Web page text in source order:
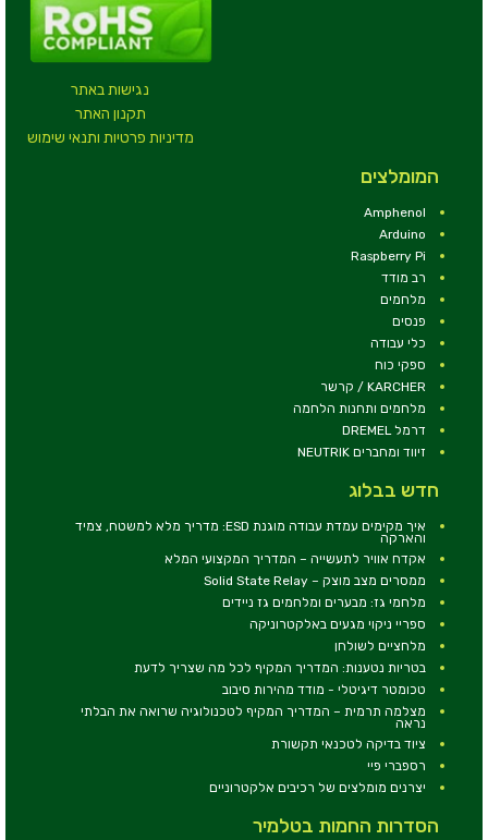
נגישות באתר
תקנון האתר
מדיניות פרטיות ותנאי שימוש
המומלצים
Amphenol
Arduino
Raspberry Pi
רב מודד
מלחמים
פנסים
כלי עבודה
ספקי כוח
KARCHER / קרשר
מלחמים ותחנות הלחמה
דרמל DREMEL
זיווד ומחברים NEUTRIK
חדש בבלוג
איך מקימים עמדת עבודה מוגנת ESD: מדריך מלא למשטח, צמיד
והארקה
אקדח אוויר לתעשייה – המדריך המקצועי המלא
ממסרים מצב מוצק – Solid State Relay
מלחמי גז: מבערים ומלחמים גז ניידים
ספריי ניקוי מגעים באלקטרוניקה
מלחציים לשולחן
בטריות נטענות: המדריך המקיף לכל מה שצריך לדעת
טכומטר דיגיטלי - מודד מהירות סיבוב
מצלמה תרמית – המדריך המקיף לטכנולוגיה שרואה את הבלתי
נראה
ציוד בדיקה לטכנאי תקשורת
רספברי פיי
יצרנים מומלצים של רכיבים אלקטרוניים
הסדרות החמות בטלמיר